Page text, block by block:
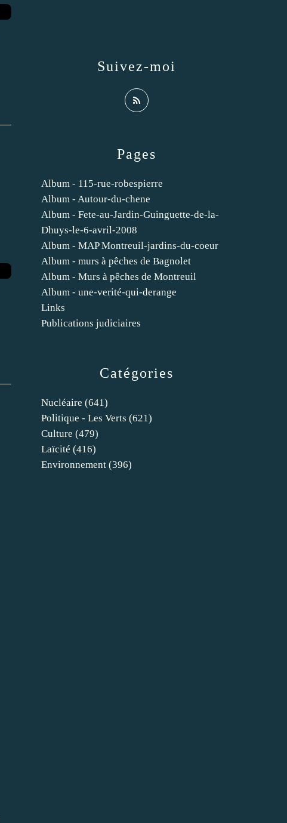
Catégories
Nucléaire (641)
Politique - Les Verts (621)
Culture (479)
Laïcité (416)
Environnement (396)
Pages
Album - 115-rue-robespierre
Album - Autour-du-chene
Album - Fete-au-Jardin-Guinguette-de-la-
Dhuys-le-6-avril-2008
Album - MAP Montreuil-jardins-du-coeur
Album - murs à pêches de Bagnolet
Album - Murs à pêches de Montreuil
Album - une-verité-qui-derange
Links
Publications judiciaires
Suivez-moi